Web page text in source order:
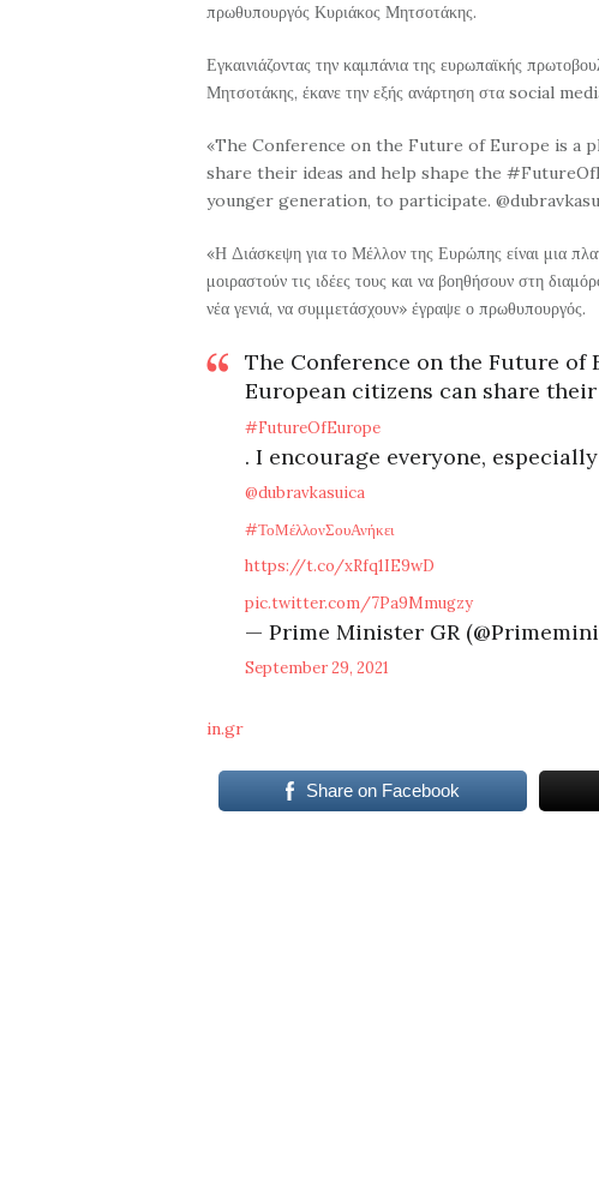
πρωθυπουργός Κυριάκος Μητσοτάκης.
Εγκαινιάζοντας την καμπάνια της ευρωπαϊκής
Μητσοτάκης, έκανε την εξής ανάρτηση στα social
«The Conference on the Future of Europe is a
share their ideas and help shape the
younger generation, to participate.
«Η Διάσκεψη για το Μέλλον της Ευρώπης είναι μια
μοιραστούν τις ιδέες τους και να βοηθήσουν στη
νέα γενιά, να συμμετάσχουν» έγραψε ο πρωθυπουργός.
The Conference on the Future
European citizens can share
#FutureOfEurope
. I encourage everyone,
@dubravkasuica
#ΤοΜέλλονΣουΑνήκει
https://t.co/xRfq1IE9wD
pic.twitter.com/7Pa9Mmugzy
— Prime Minister GR
September 29, 2021
in.gr
Share on Facebook